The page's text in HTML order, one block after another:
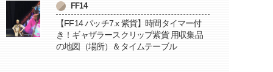
FF14
【FF14 パッチ7.x 紫貨】時間タイマー付
き！ギャザラースクリップ紫貨 用収集品
の地図（場所）＆タイムテーブル